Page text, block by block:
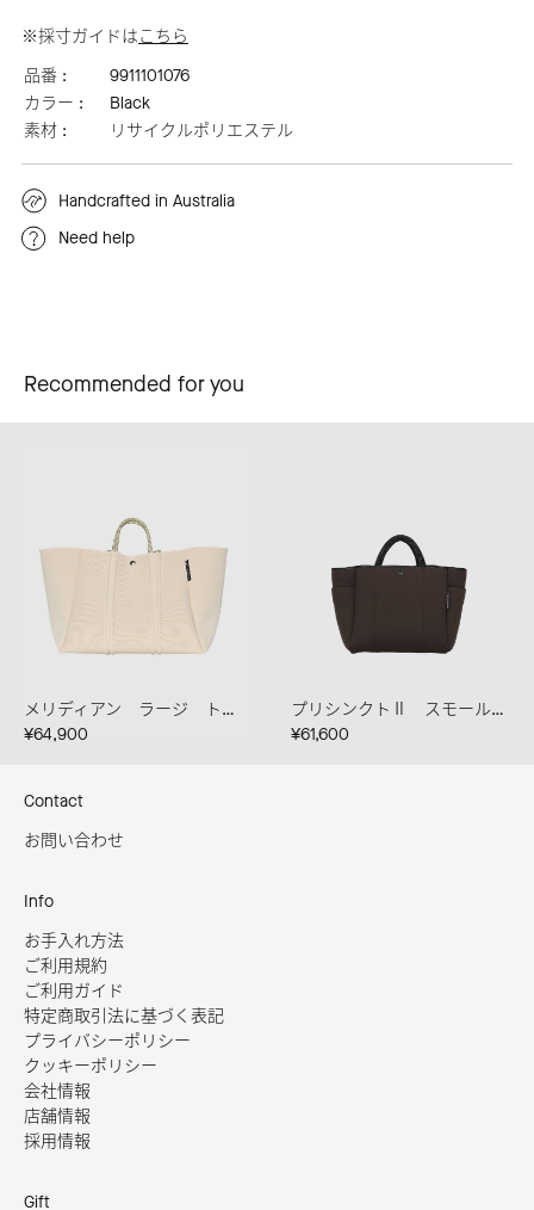
※採寸ガイドはこちら
品番 :
9911101076
カラー :
Black
素材 :
リサイクルポリエステル
Handcrafted in Australia
Need help
Recommended for you
メリディアン ラージ トート クレマ
¥64,900
プリシンクトⅡ スモール カカオ
¥61,600
Contact
お問い合わせ
Info
お手入れ方法
ご利用規約
ご利用ガイド
特定商取引法に基づく表記
プライバシーポリシー
クッキーポリシー
会社情報
店舗情報
採用情報
Gift